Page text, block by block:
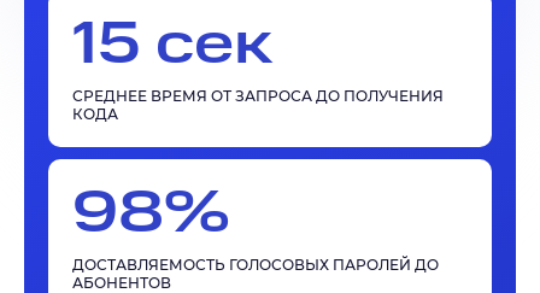
15 сек
СРЕДНЕЕ ВРЕМЯ ОТ ЗАПРОСА ДО ПОЛУЧЕНИЯ
КОДА
98%
ДОСТАВЛЯЕМОСТЬ ГОЛОСОВЫХ ПАРОЛЕЙ ДО
АБОНЕНТОВ